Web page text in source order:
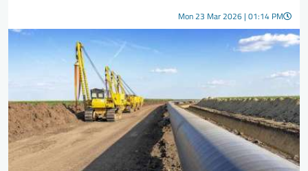
Mon 23 Mar 2026 | 01:14 PM